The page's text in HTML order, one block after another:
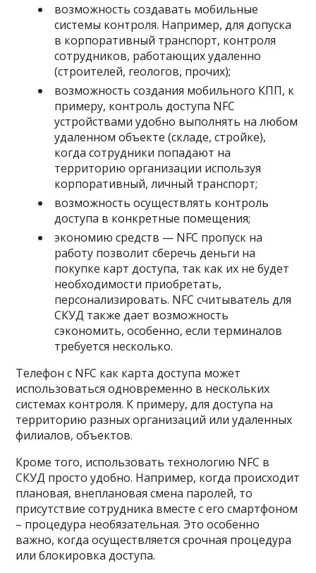
возможность создавать мобильные
системы контроля. Например, для допуска
в корпоративный транспорт, контроля
сотрудников, работающих удаленно
(строителей, геологов, прочих);
возможность создания мобильного КПП, к
примеру, контроль доступа NFC
устройствами удобно выполнять на любом
удаленном объекте (складе, стройке),
когда сотрудники попадают на
территорию организации используя
корпоративный, личный транспорт;
возможность осуществлять контроль
доступа в конкретные помещения;
экономию средств — NFC пропуск на
работу позволит сберечь деньги на
покупке карт доступа, так как их не будет
необходимости приобретать,
персонализировать. NFC считыватель для
СКУД также дает возможность
сэкономить, особенно, если терминалов
требуется несколько.
Телефон с NFC как карта доступа может
использоваться одновременно в нескольких
системах контроля. К примеру, для доступа на
территорию разных организаций или удаленных
филиалов, объектов.
Кроме того, использовать технологию NFC в
СКУД просто удобно. Например, когда происходит
плановая, внеплановая смена паролей, то
присутствие сотрудника вместе с его смартфоном
– процедура необязательная. Это особенно
важно, когда осуществляется срочная процедура
или блокировка доступа.